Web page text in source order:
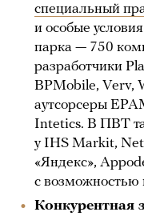
специальный
и особые
парка — 750
разработчики
BPMobile, Verv,
аутсорсеры
Intetics. В ПВТ
у IHS Markit,
«Яндекс»,
с возможностью
Конкурентная